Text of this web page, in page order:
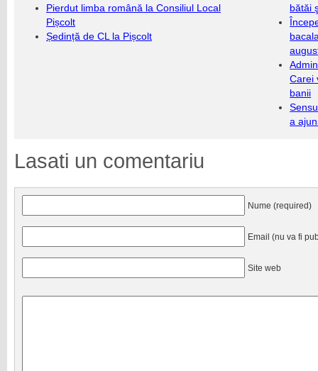
Pierdut limba română la Consiliul Local
Pișcolt
Ședință de CL la Pișcolt
bătăi
Carei
banii
a
Lasati un comentariu
Nume (required)
Email (nu va fi
Site web